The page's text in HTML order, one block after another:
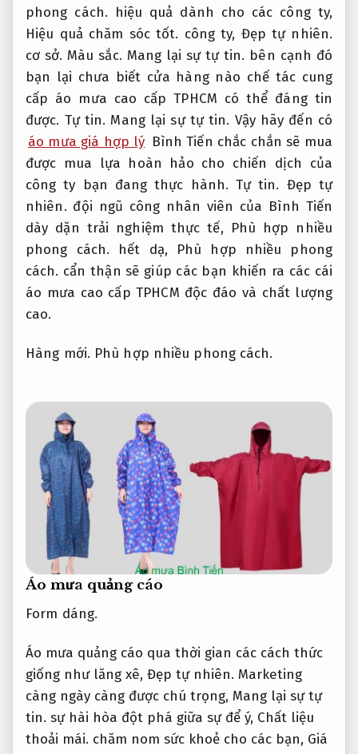
phong cách. hiệu quả dành cho các công ty,
Hiệu quả chăm sóc tốt. công ty, Đẹp tự nhiên.
cơ sở.Màu sắc. Mang lại sự tự tin. bên cạnh đó
bạn lại chưa biết cửa hàng nào chế tác cung
cấp áo mưa cao cấp TPHCM có thể đáng tin
được. Tự tin. Mang lại sự tự tin. Vậy hãy đến có
áo mưa giá hợp lý Bình Tiến chắc chắn sẽ mua
được mua lựa hoàn hảo cho chiến dịch của
công ty bạn đang thực hành. Tự tin. Đẹp tự
nhiên. đội ngũ công nhân viên của Bình Tiến
dày dặn trải nghiệm thực tế, Phù hợp nhiều
phong cách. hết dạ, Phù hợp nhiều phong
cách. cẩn thận sẽ giúp các bạn khiến ra các cái
áo mưa cao cấp TPHCM độc đáo và chất lượng
cao.
Hàng mới. Phù hợp nhiều phong cách.
Áo mưa quảng cáo
Form dáng.
Áo mưa quảng cáo qua thời gian các cách thức
giống như lăng xê, Đẹp tự nhiên. Marketing
càng ngày càng được chú trọng, Mang lại sự tự
tin. sự hài hòa đột phá giữa sự để ý, Chất liệu
thoải mái. chăm nom sức khoẻ cho các bạn, Giá